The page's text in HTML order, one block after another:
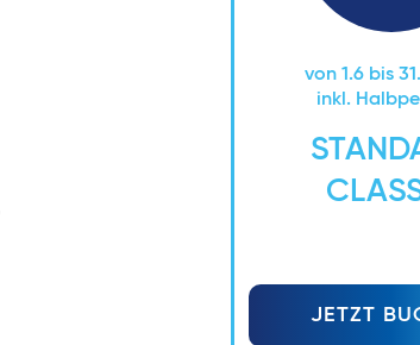
von 1.6 bis
inkl.
JETZT